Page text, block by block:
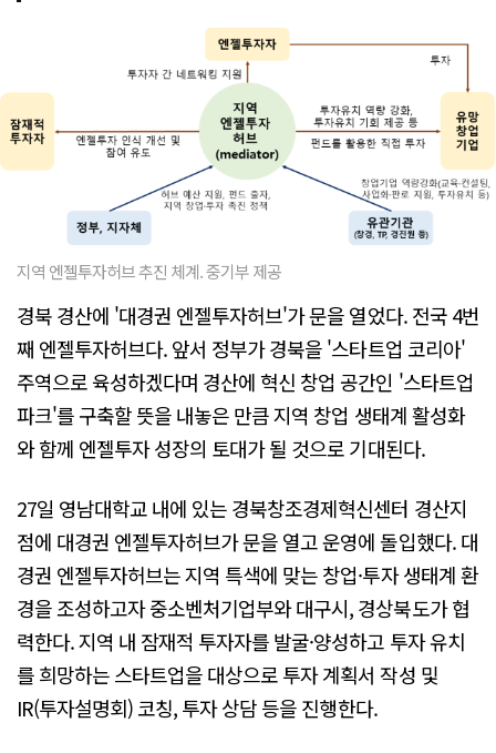
지역 엔젤투자허브 추진 체계. 중기부 제공
경북 경산에 '대경권 엔젤투자허브'가 문을 열었다. 전국 4번
째 엔젤투자허브다. 앞서 정부가 경북을 '스타트업 코리아'
주역으로 육성하겠다며 경산에 혁신 창업 공간인 '스타트업
파크'를 구축할 뜻을 내놓은 만큼 지역 창업 생태계 활성화
와 함께 엔젤투자 성장의 토대가 될 것으로 기대된다.
27일 영남대학교 내에 있는 경북창조경제혁신센터 경산지
점에 대경권 엔젤투자허브가 문을 열고 운영에 돌입했다. 대
경권 엔젤투자허브는 지역 특색에 맞는 창업·투자 생태계 환
경을 조성하고자 중소벤처기업부와 대구시, 경상북도가 협
력한다. 지역 내 잠재적 투자자를 발굴·양성하고 투자 유치
를 희망하는 스타트업을 대상으로 투자 계획서 작성 및
IR(투자설명회) 코칭, 투자 상담 등을 진행한다.